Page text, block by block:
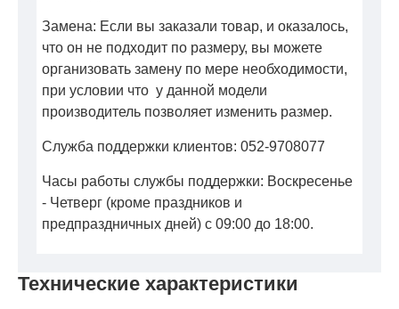
Технические характеристики
Замена: Если вы заказали товар, и оказалось,
что он не подходит по размеру, вы можете
организовать замену по мере необходимости,
при условии что у данной модели
производитель позволяет изменить размер.
Служба поддержки клиентов: 052-9708077
Часы работы службы поддержки: Воскресенье
- Четверг (кроме праздников и
предпраздничных дней) с 09:00 до 18:00.